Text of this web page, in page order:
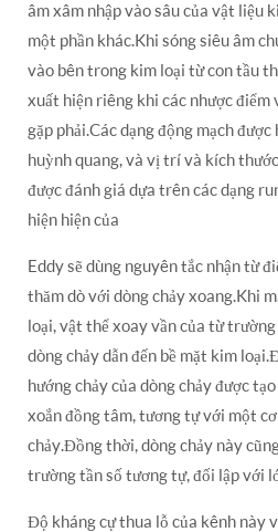
âm xâm nhập vào sâu của vật liệu
một phần khác.Khi sóng siêu âm
vào bên trong kim loại từ con tầu
xuất hiện riêng khi các nhược điểm
gặp phải.Các dạng động mạch
huỳnh quang, và vị trí và kích
được đánh giá dựa trên các dạng
hiện hiện của
Eddy sẽ dùng nguyên tắc nhận từ
thăm dò với dòng chảy xoang.Khi
loại, vật thể xoay vần của từ
dòng chảy dẫn đến bề mặt kim
hướng chảy của dòng chảy được
xoắn đồng tâm, tương tự với một
chảy.Đồng thời, dòng chảy này
trường tần số tương tự, đối lập với
Độ kháng cự thua lỗ của kênh này